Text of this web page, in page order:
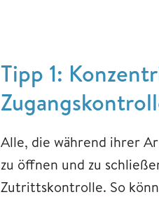
Tipp 1:
Alle, die während ihrer
zu öffnen und zu
Zutrittskontrolle. So